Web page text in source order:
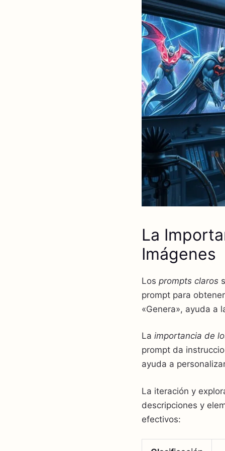
La
Imágenes
Los prompts claros
prompt para
«Genera», ayuda a
La importancia de
prompt da
ayuda a
La iteración y
descripciones y
efectivos: